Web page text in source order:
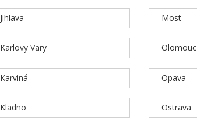
Jihlava
Karlovy Vary
Karviná
Kladno
Most
Olomouc
Opava
Ostrava